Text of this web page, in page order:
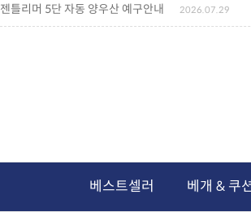
젠틀리머 5단 자동 양우산 예구안내 2026.07.29
젠틀리머 메모리제품 가격인상 안내 2026.07.27
독서쿠션 2차 예구안내 2026.08.04
베스트셀러 베개 & 쿠